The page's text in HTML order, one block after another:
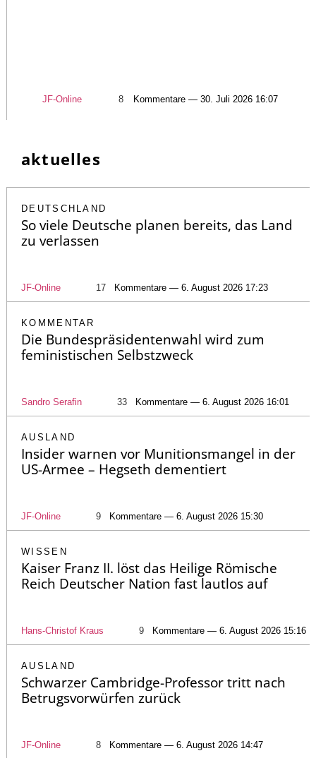
JF-Online 8 Kommentare — 30. Juli 2026 16:07
aktuelles
DEUTSCHLAND
So viele Deutsche planen bereits, das Land
zu verlassen
JF-Online 17 Kommentare — 6. August 2026 17:23
KOMMENTAR
Die Bundespräsidentenwahl wird zum
feministischen Selbstzweck
Sandro Serafin 33 Kommentare — 6. August 2026 16:01
AUSLAND
Insider warnen vor Munitionsmangel in der
US-Armee – Hegseth dementiert
JF-Online 9 Kommentare — 6. August 2026 15:30
WISSEN
Kaiser Franz II. löst das Heilige Römische
Reich Deutscher Nation fast lautlos auf
Hans-Christof Kraus 9 Kommentare — 6. August 2026 15:16
AUSLAND
Schwarzer Cambridge-Professor tritt nach
Betrugsvorwürfen zurück
JF-Online 8 Kommentare — 6. August 2026 14:47